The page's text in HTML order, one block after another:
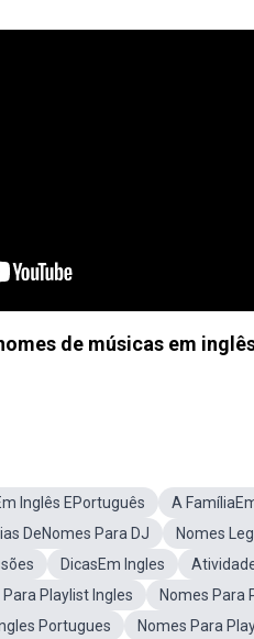
de músicas em
Inglês EPortuguês A
DeNomes Para DJ Nomes
DicasEm Ingles
Para Playlist Ingles Nomes Para
Portugues Nomes Para